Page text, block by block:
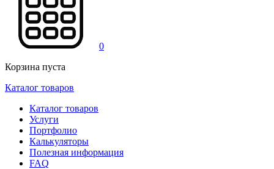
0
Корзина пуста
Каталог товаров
Каталог товаров
Услуги
Портфолио
Калькуляторы
Полезная информация
FAQ